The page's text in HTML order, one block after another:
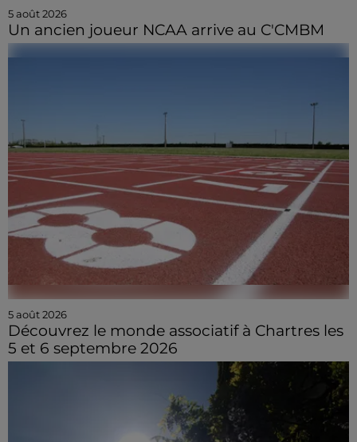
5 août 2026
Un ancien joueur NCAA arrive au C'CMBM
5 août 2026
Découvrez le monde associatif à Chartres les
5 et 6 septembre 2026